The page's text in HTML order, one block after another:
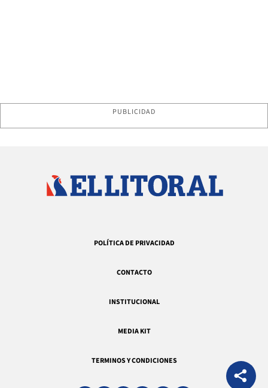
PUBLICIDAD
POLÍTICA DE PRIVACIDAD
CONTACTO
INSTITUCIONAL
MEDIA KIT
TERMINOS Y CONDICIONES